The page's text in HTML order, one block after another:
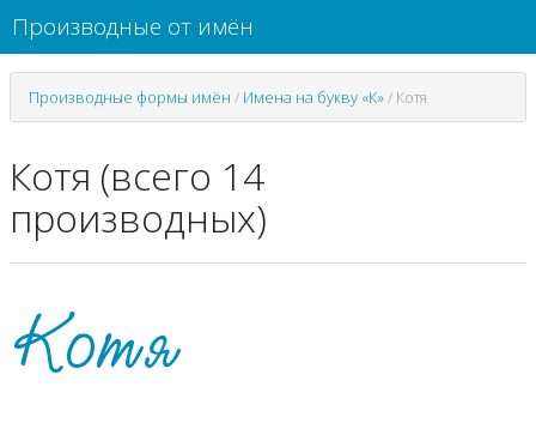
Производные от имён
Производные формы имён / Имена на букву «К»/ Котя
Котя (всего 14
производных)